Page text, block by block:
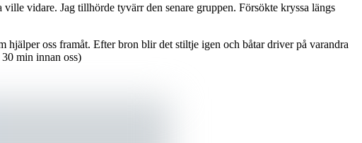
vidare. Jag tillhörde tyvärr den senare gruppen. Försökte kryssa längs
hjälper oss framåt. Efter bron blir det stiltje igen och båtar driver på varandra
min innan oss)